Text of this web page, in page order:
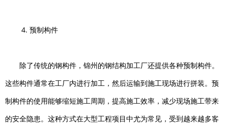
4. 预制构件
除了传统的钢构件，锦州的钢结构加工厂还提供各种预制构件。
这些构件通常在工厂内进行加工，然后运输到施工现场进行拼装。预
制构件的使用能够缩短施工周期，提高施工效率，减少现场施工带来
的安全隐患。这种方式在大型工程项目中尤为常见，受到越来越多客